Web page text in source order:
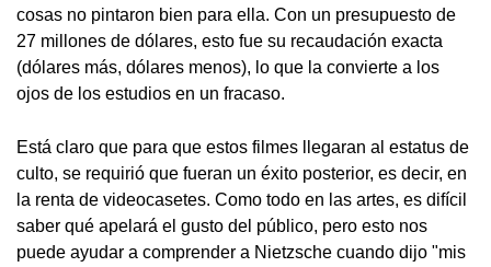
cosas no pintaron bien para ella. Con un presupuesto de
27 millones de dólares, esto fue su recaudación exacta
(dólares más, dólares menos), lo que la convierte a los
ojos de los estudios en un fracaso.
Está claro que para que estos filmes llegaran al estatus de
culto, se requirió que fueran un éxito posterior, es decir, en
la renta de videocasetes. Como todo en las artes, es difícil
saber qué apelará el gusto del público, pero esto nos
puede ayudar a comprender a Nietzsche cuando dijo "mis